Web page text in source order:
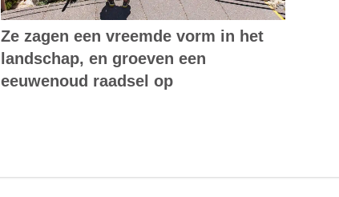
Ze zagen een vreemde vorm in het
landschap, en groeven een
eeuwenoud raadsel op